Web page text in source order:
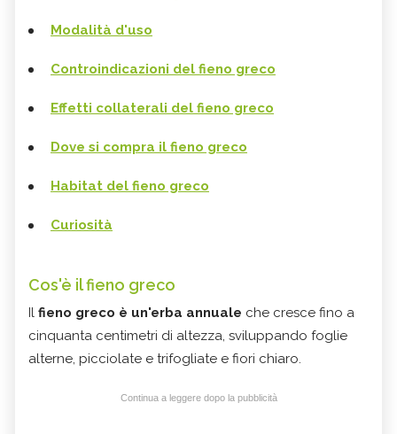
Modalità d'uso
Controindicazioni del fieno greco
Effetti collaterali del fieno greco
Dove si compra il fieno greco
Habitat del fieno greco
Curiosità
Cos'è il fieno greco
Il fieno greco è un'erba annuale che cresce fino a
cinquanta centimetri di altezza, sviluppando foglie
alterne, picciolate e trifogliate e fiori chiaro.
Continua a leggere dopo la pubblicità